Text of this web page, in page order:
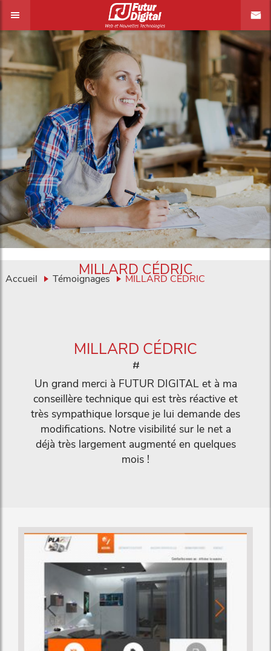
Accueil Témoignages MILLARD CÉDRIC
MILLARD CÉDRIC
MILLARD CÉDRIC
#
Un grand merci à FUTUR DIGITAL et à ma
conseillère technique qui est très réactive et
très sympathique lorsque je lui demande des
modifications. Notre visibilité sur le net a
déjà très largement augmenté en quelques
mois !